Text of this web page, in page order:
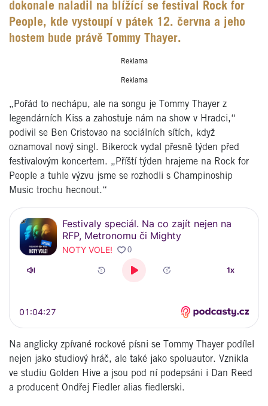
dokonale naladil na blížící se festival Rock for
People, kde vystoupí v pátek 12. června a jeho
hostem bude právě Tommy Thayer.
Reklama
Reklama
„Pořád to nechápu, ale na songu je Tommy Thayer z
legendárních Kiss a zahostuje nám na show v Hradci,“
podivil se Ben Cristovao na sociálních sítích, když
oznamoval nový singl. Bikerock vydal přesně týden před
festivalovým koncertem. „Příští týden hrajeme na Rock for
People a tuhle výzvu jsme se rozhodli s Champinoship
Music trochu hecnout.“
Na anglicky zpívané rockové písni se Tommy Thayer podílel
nejen jako studiový hráč, ale také jako spoluautor. Vznikla
ve studiu Golden Hive a jsou pod ní podepsáni i Dan Reed
a producent Ondřej Fiedler alias fiedlerski.